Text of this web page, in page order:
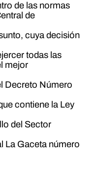
de las normas
de
cuya decisión
todas las
mejor
Decreto Número
contiene la Ley
del Sector
La Gaceta número